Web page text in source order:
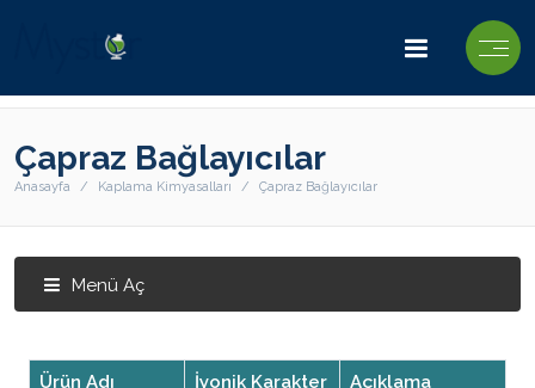
Çapraz Bağlayıcılar
Anasayfa Kaplama Kimyasalları Çapraz Bağlayıcılar
Menü Aç
Ürün Adı İyonik Karakter Açıklama